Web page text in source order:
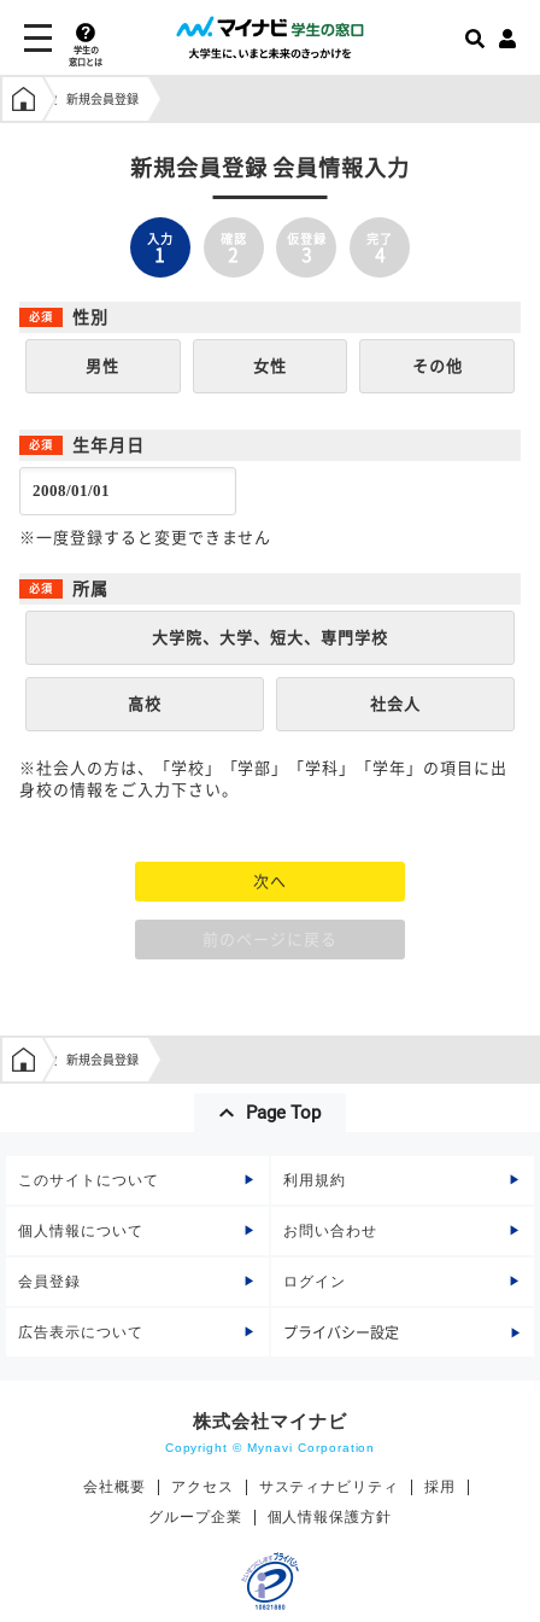
学生の
窓口とは
学生の窓口トップ
新規会員登録
新規会員登録 会員情報入力
入力
1
確認
2
仮登録
3
完了
4
性別
男性 女性 その他
生年月日
※一度登録すると変更できません
所属
大学院、大学、短大、専門学校
高校 社会人
※社会人の方は、「学校」「学部」「学科」「学年」の項目に出
身校の情報をご入力下さい。
次へ
前のページに戻る
学生の窓口トップ
新規会員登録
Page Top
このサイトについて 利用規約
個人情報について お問い合わせ
会員登録 ログイン
広告表示について プライバシー設定
株式会社マイナビ
Copyright © Mynavi Corporation
会社概要 アクセス サスティナビリティ
採用
グループ企業
個人情報保護方針